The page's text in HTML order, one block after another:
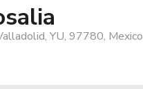
YU, 97780, Mexico